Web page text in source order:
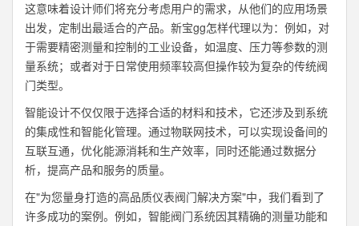
这意味着设计师们将充分考虑用户的需求，从他们的应用场景
出发，定制出最适合的产品。新宝gg怎样代理以为：例如，对
于需要精密测量和控制的工业设备，如温度、压力等参数的测
量系统；或者对于日常使用频率较高但操作较为复杂的传统阀
门类型。
智能设计不仅仅限于选择合适的材料和技术，它还涉及到系统
的集成性和智能化管理。通过物联网技术，可以实现设备间的
互联互通，优化能源消耗和生产效率，同时还能通过数据分
析，提高产品和服务的质量。
在"为您量身打造的高品质仪表阀门解决方案"中，我们看到了
许多成功的案例。例如，智能阀门系统因其精确的测量功能和